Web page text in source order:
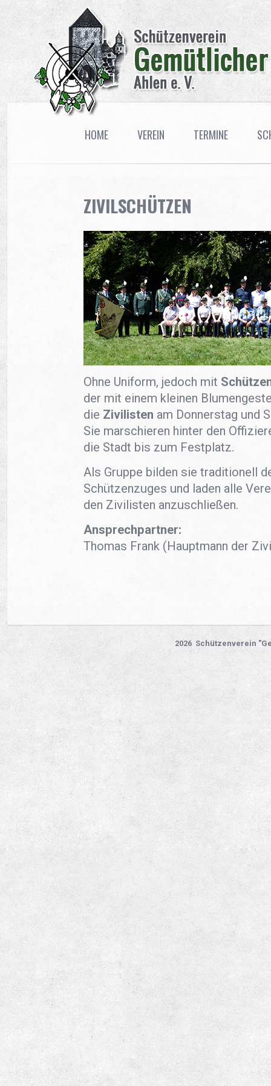
HOME VEREIN TERMINE
ZIVILSCHÜTZEN
Ohne Uniform, jedoch mit
der mit einem kleinen
die Zivilisten am Donnerstag und
Sie marschieren hinter den
die Stadt bis zum Festplatz.
Als Gruppe bilden sie traditionell
Schützenzuges und laden alle
den Zivilisten anzuschließen.
Ansprechpartner:
Thomas Frank (Hauptmann der
2026 Schützenverein